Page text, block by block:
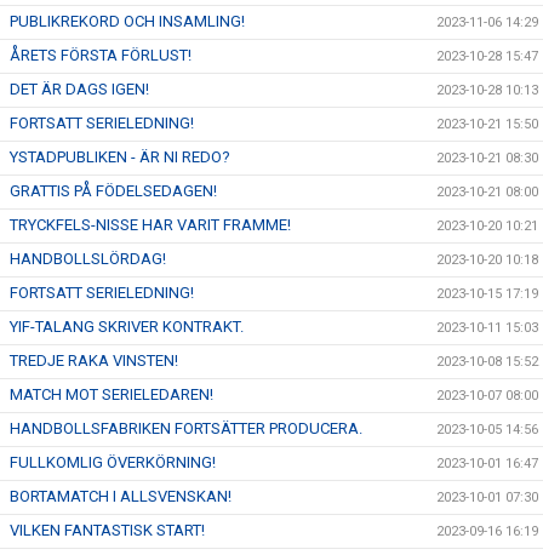
PUBLIKREKORD OCH INSAMLING! 2023-11-06 14:29
ÅRETS FÖRSTA FÖRLUST! 2023-10-28 15:47
DET ÄR DAGS IGEN! 2023-10-28 10:13
FORTSATT SERIELEDNING! 2023-10-21 15:50
YSTADPUBLIKEN - ÄR NI REDO? 2023-10-21 08:30
GRATTIS PÅ FÖDELSEDAGEN! 2023-10-21 08:00
TRYCKFELS-NISSE HAR VARIT FRAMME! 2023-10-20 10:21
HANDBOLLSLÖRDAG! 2023-10-20 10:18
FORTSATT SERIELEDNING! 2023-10-15 17:19
YIF-TALANG SKRIVER KONTRAKT. 2023-10-11 15:03
TREDJE RAKA VINSTEN! 2023-10-08 15:52
MATCH MOT SERIELEDAREN! 2023-10-07 08:00
HANDBOLLSFABRIKEN FORTSÄTTER PRODUCERA. 2023-10-05 14:56
FULLKOMLIG ÖVERKÖRNING! 2023-10-01 16:47
BORTAMATCH I ALLSVENSKAN! 2023-10-01 07:30
VILKEN FANTASTISK START! 2023-09-16 16:19